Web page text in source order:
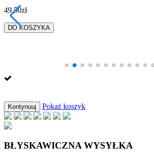
49.50zł
DO KOSZYKA
Kontynuuj Pokaż koszyk
BŁYSKAWICZNA WYSYŁKA